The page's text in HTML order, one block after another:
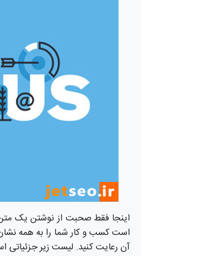
اینجا فقط صحبت از نوشتن یک
است کسب و کار شما را به همه
آن رعایت کنید. لیست زیر جزئیاتی